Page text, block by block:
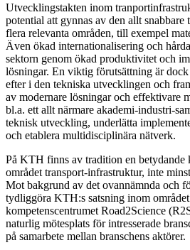
Utvecklingstakten inom
potential att gynnas av den allt
flera relevanta områden, till exempel
Även ökad internationalisering och
sektorn genom ökad produktivitet och
lösningar. En viktig förutsättning är
efter i den tekniska utvecklingen och
av modernare lösningar och effektivare
bl.a. ett allt närmare akademi-industri-
teknisk utveckling, underlätta
och etablera multidisciplinära nätverk.
På KTH finns av tradition en betydande
området transport-infrastruktur, inte
Mot bakgrund av det ovannämnda och
tydliggöra KTH:s satsning inom området
kompetenscentrumet Road2Science
naturlig mötesplats för intresserade
på samarbete mellan branschens aktörer.